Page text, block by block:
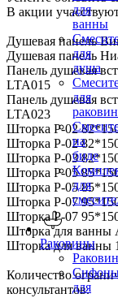
для
ванны
для
душа
для
на
биде
для
Раковины
для
В акции
Душевая панель
Душевая панель
Панель душевая
LTA015
Панель душевая
LTA023
Шторка P-02
Шторка P-02
Шторка P-03
Шторка P-05
Шторка P-05
Шторка P-07
Шторка P-07
Шторка для ванны
Шторка для ванны
Количество
консультантов.